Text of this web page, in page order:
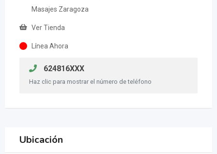
Masajes Zaragoza
Ver Tienda
Línea Ahora
624816XXX
Haz clic para mostrar el número de teléfono
Ubicación